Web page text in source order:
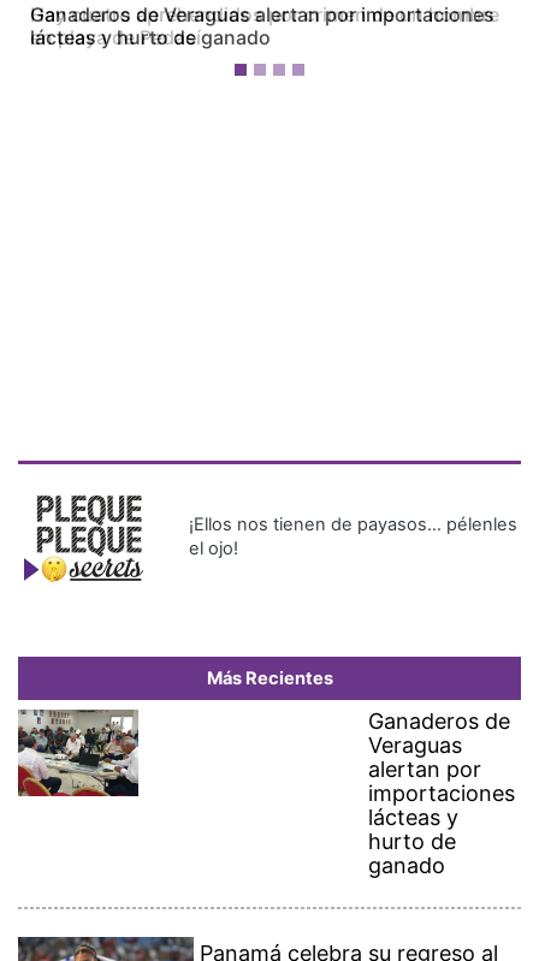
Ganaderos de Veraguas alertan por importaciones
lácteas y hurto de ganado
¡Ellos nos tienen de payasos… pélenles
el ojo!
Más Recientes
Ganaderos de
Veraguas
alertan por
importaciones
lácteas y
hurto de
ganado
Panamá celebra su regreso al